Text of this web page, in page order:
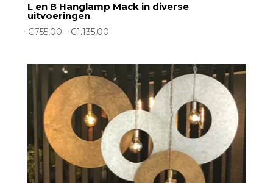
L en B Hanglamp Mack in diverse
uitvoeringen
€755,00 - €1.135,00Prijsklasse:
€1.135,00